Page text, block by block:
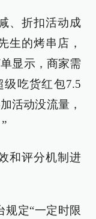
、折扣活动成
生的烤串店，
显示，商家需
级吃货红包7.5
活动没流量，
和评分机制进
规定“一定时限